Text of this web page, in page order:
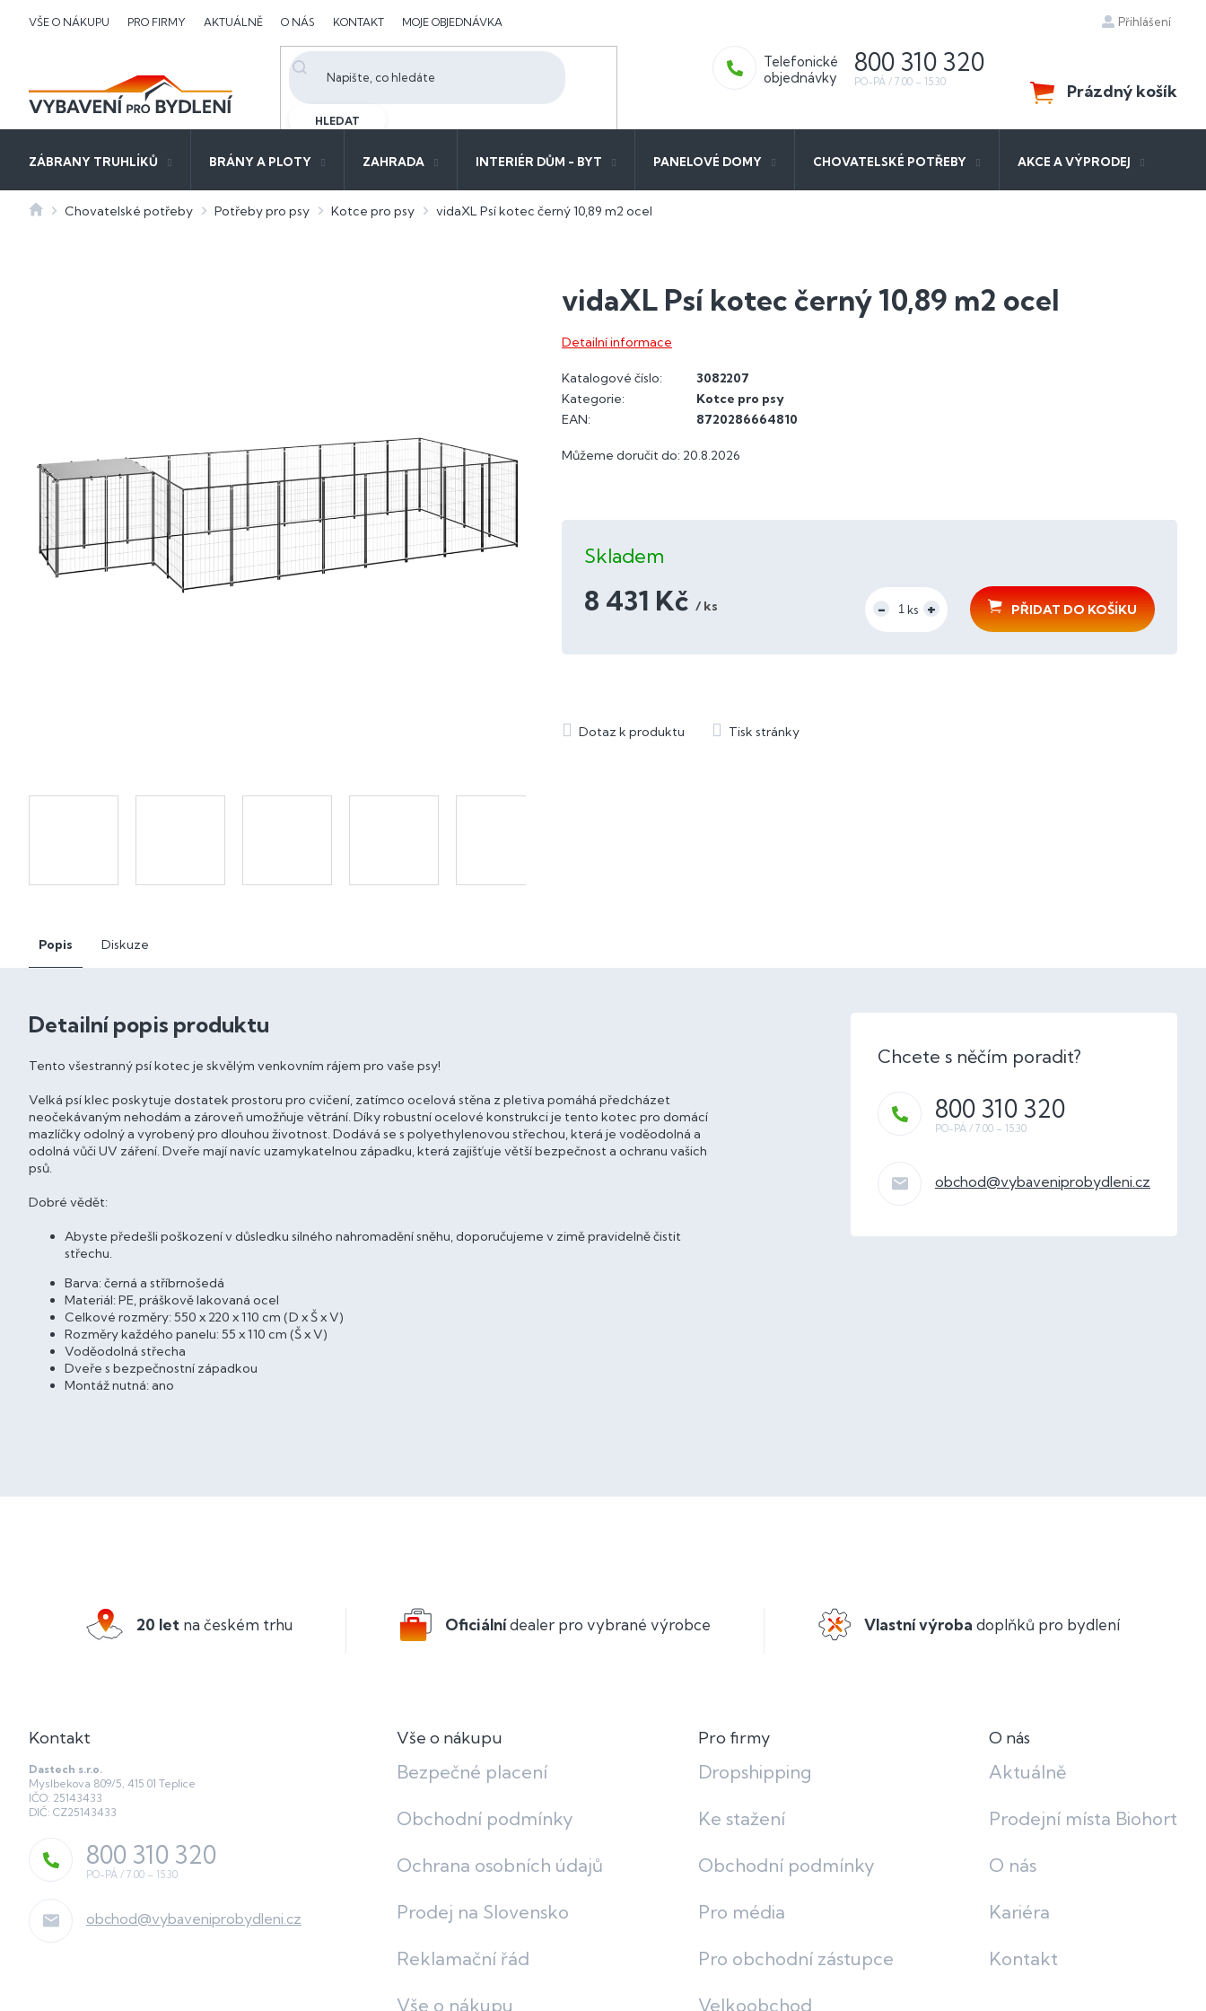
VŠE O NÁKUPU PRO FIRMY AKTUÁLNĚ O NÁS KONTAKT MOJE OBJEDNÁVKA Přihlášení
HLEDAT
800 310 320
NÁKUPNÍ
KOŠÍK
Prázdný košík
ZÁBRANY TRUHLÍKŮ BRÁNY A PLOTY ZAHRADA INTERIÉR DŮM - BYT PANELOVÉ DOMY CHOVATELSKÉ POTŘEBY AKCE A VÝPRODEJ
DomůChovatelské potřeby Potřeby pro psy Kotce pro psy vidaXL Psí kotec černý 10,89 m2 ocel
vidaXL Psí kotec černý 10,89 m2 ocel
Můžeme doručit do: 20.8.2026
Skladem
8 431 Kč / ks
PŘIDAT DO KOŠÍKU
Detailní informace
Katalogové číslo:
3082207
Kategorie:
Kotce pro psy
EAN: 8720286664810
Popis Diskuze
Detailní popis produktu
Tento všestranný psí kotec je skvělým venkovním rájem pro vaše psy!
Velká psí klec poskytuje dostatek prostoru pro cvičení, zatímco ocelová stěna z pletiva pomáhá předcházet
neočekávaným nehodám a zároveň umožňuje větrání. Díky robustní ocelové konstrukci je tento kotec pro domácí
mazlíčky odolný a vyrobený pro dlouhou životnost. Dodává se s polyethylenovou střechou, která je voděodolná a
odolná vůči UV záření. Dveře mají navíc uzamykatelnou západku, která zajišťuje větší bezpečnost a ochranu vašich
psů.
Dobré vědět:
Abyste předešli poškození v důsledku silného nahromadění sněhu, doporučujeme v zimě pravidelně čistit
střechu.
Barva: černá a stříbrnošedá
Materiál: PE, práškově lakovaná ocel
Celkové rozměry: 550 x 220 x 110 cm (D x Š x V)
Rozměry každého panelu: 55 x 110 cm (Š x V)
Voděodolná střecha
Dveře s bezpečnostní západkou
Montáž nutná: ano
obchod@vybaveniprobydleni.cz
800 310 320
20 let na českém trhu Oficiálnídealer pro vybrané výrobce Vlastní výroba doplňků pro bydlení
Kontakt
Dastech s.r.o.
Myslbekova 809/5, 415 01 Teplice
IČO: 25143433
DIČ: CZ25143433
obchod@vybaveniprobydleni.cz
800 310 320
Vše o nákupu
Bezpečné placení
Obchodní podmínky
Ochrana osobních údajů
Prodej na Slovensko
Reklamační řád
Vše o nákupu
Pro firmy
Dropshipping
Ke stažení
Obchodní podmínky
Pro média
Pro obchodní zástupce
Velkoobchod
O nás
Aktuálně
Prodejní místa Biohort
O nás
Kariéra
Kontakt